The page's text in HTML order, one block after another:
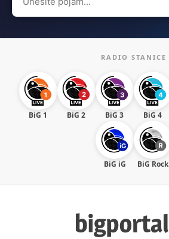
for:
RADIO STANICE
BiG 1 BiG 2 BiG 3 BiG 4
BiG iG BiG Rock